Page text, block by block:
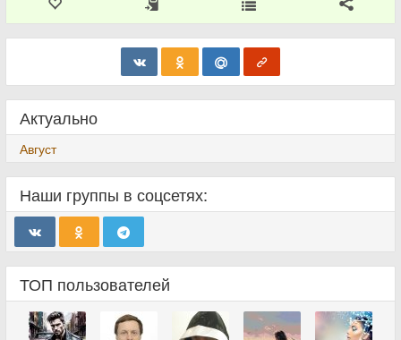
Актуально
Август
Наши группы в соцсетях:
ТОП пользователей